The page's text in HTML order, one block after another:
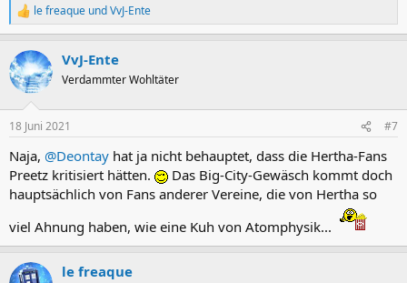
R
e
k
t
i
e
:
le freaque undVvJ-Ente
VvJ-Ente
Verdammter Wohltäter
18 Juni 2021 #7
Naja, @Deontay hat ja nicht behauptet, dass die Hertha-Fans
Preetz kritisiert hätten.
Das Big-City-Gewäsch kommt doch
hauptsächlich von Fans anderer Vereine, die von Hertha so
viel Ahnung haben, wie eine Kuh von Atomphysik...
le freaque